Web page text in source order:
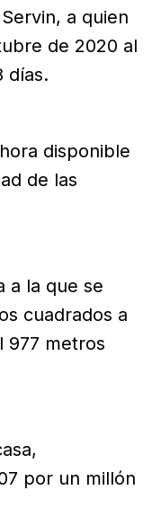
a quien
de 2020 al
días.
disponible
de las
a la que se
cuadrados a
977 metros
por un millón